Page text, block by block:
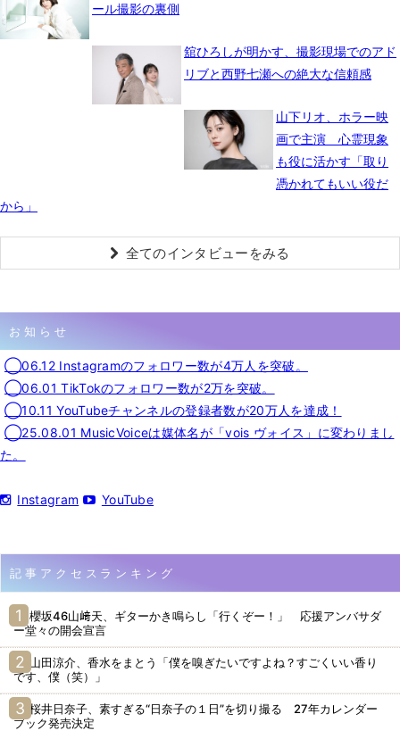
ール撮影の裏側
舘ひろしが明かす、撮影現場でのアド
リブと西野七瀬への絶大な信頼感
山下リオ、ホラー映
画で主演 心霊現象
も役に活かす「取り
憑かれてもいい役だ
から」
全てのインタビューをみる
お知らせ
◯06.12 Instagramのフォロワー数が4万人を突破。
◯06.01 TikTokのフォロワー数が2万を突破。
◯10.11 YouTubeチャンネルの登録者数が20万人を達成！
◯25.08.01 MusicVoiceは媒体名が「vois ヴォイス」に変わりまし
た。
Instagram YouTube
記事アクセスランキング
櫻坂46山﨑天、ギターかき鳴らし「行くぞー！」 応援アンバサダ
ー堂々の開会宣言
山田涼介、香水をまとう「僕を嗅ぎたいですよね？すごくいい香り
です、僕（笑）」
桜井日奈子、素すぎる“日奈子の１日”を切り撮る 27年カレンダー
ブック発売決定